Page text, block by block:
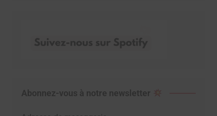
Abonnez-vous à notre newsletter